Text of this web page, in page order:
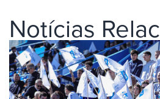
Notícias